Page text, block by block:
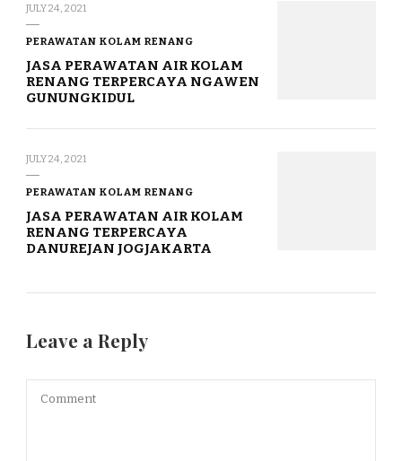
JULY 24, 2021
PERAWATAN KOLAM RENANG
JASA PERAWATAN AIR KOLAM
RENANG TERPERCAYA NGAWEN
GUNUNGKIDUL
JULY 24, 2021
PERAWATAN KOLAM RENANG
JASA PERAWATAN AIR KOLAM
RENANG TERPERCAYA
DANUREJAN JOGJAKARTA
Leave a Reply